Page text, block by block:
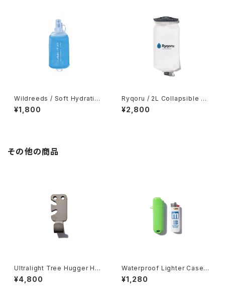
Wildreeds / Soft Hydration
Flask 250ml
¥1,800
Ryqoru / 2L Collapsible Wa
ter Bag
¥2,800
その他の商品
Ultralight Tree Hugger Ho
ok
¥4,800
Waterproof Lighter Case f
or BIC
¥1,280